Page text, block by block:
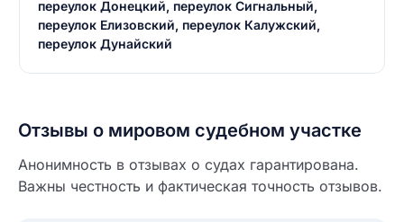
переулок Донецкий, переулок Сигнальный,
переулок Елизовский, переулок Калужский,
переулок Дунайский
Отзывы о мировом судебном участке
Анонимность в отзывах о судах гарантирована.
Важны честность и фактическая точность отзывов.